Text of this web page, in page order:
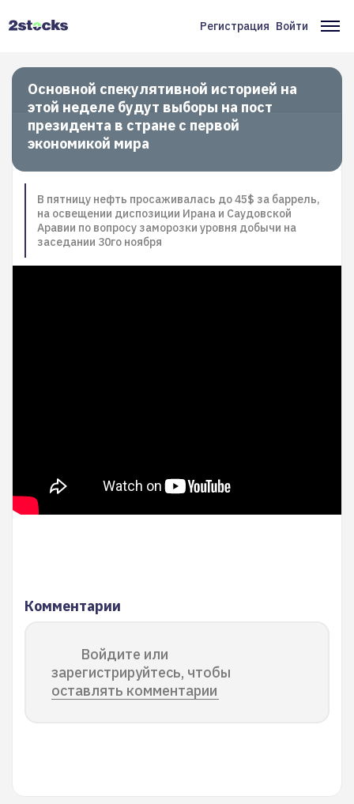
Меню
учётной
записи
пользователя
Регистрация Войти
Основной спекулятивной историей на
этой неделе будут выборы на пост
президента в стране с первой
экономикой мира
В пятницу нефть просаживалась до 45$ за баррель,
на освещении диспозиции Ирана и Саудовской
Аравии по вопросу заморозки уровня добычи на
заседании 30го ноября
Комментарии
Войдите или
зарегистрируйтесь, чтобы
оставлять комментарии